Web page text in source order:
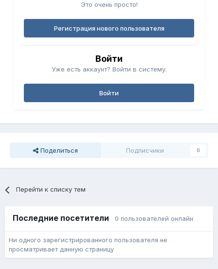
Это очень просто!
Регистрация нового пользователя
Войти
Уже есть аккаунт? Войти в систему.
Войти
Поделиться Подписчики 0
Перейти к списку тем
Последние посетители 0 пользователей онлайн
Ни одного зарегистрированного пользователя не
просматривает данную страницу